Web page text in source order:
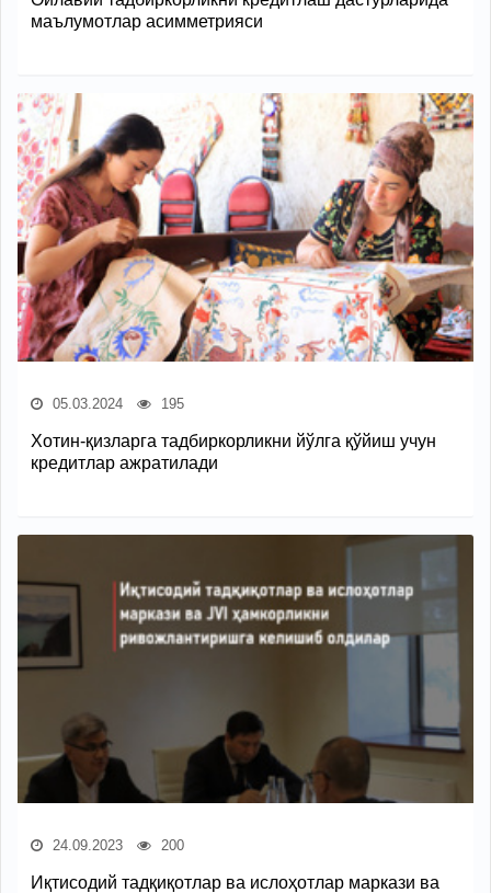
маълумотлар асимметрияси
05.03.2024 195
Хотин-қизларга тадбиркорликни йўлга қўйиш учун
кредитлар ажратилади
24.09.2023 200
Иқтисодий тадқиқотлар ва ислоҳотлар маркази ва